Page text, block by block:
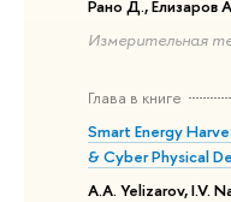
Рано Д., Елизаров
Измерительная
Глава в книге
Smart Energy
& Cyber Physical
A.A. Yelizarov, I.V.